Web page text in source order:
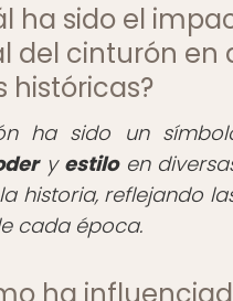
ha sido el
del cinturón en
históricas?
ha sido un
y estiloen
historia, reflejando
cada época.